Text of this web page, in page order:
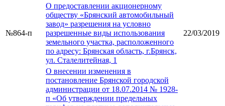
№864-п
О предоставлении акционерному
обществу «Брянский автомобильный
завод» разрешения на условно
разрешенные виды использования
земельного участка, расположенного
по адресу: Брянская область, г.Брянск,
ул. Сталелитейная, 1
22/03/2019
О внесении изменения в
постановление Брянской городской
администрации от 18.07.2014 № 1928-
п «Об утверждении предельных